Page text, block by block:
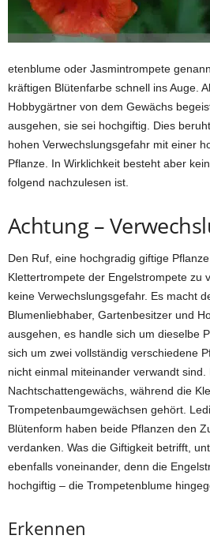
etenblume oder Jasmintrompete
kräftigen Blütenfarbe schnell ins Auge.
Hobbygärtner von dem Gewächs
ausgehen, sie sei hochgiftig. Dies
hohen Verwechslungsgefahr mit einer
Pflanze. In Wirklichkeit besteht aber
folgend nachzulesen ist.
Achtung –
Den Ruf, eine hochgradig giftige
Klettertrompete der Engelstrompete zu
keine Verwechslungsgefahr. Es macht
Blumenliebhaber, Gartenbesitzer und
ausgehen, es handle sich um dieselbe
sich um zwei vollständig verschiedene
nicht einmal miteinander verwandt
Nachtschattengewächs, während die
Trompetenbaumgewächsen gehört.
Blütenform haben beide Pflanzen den
verdanken. Was die Giftigkeit betrifft,
ebenfalls voneinander, denn die
hochgiftig – die Trompetenblume
Erkennen